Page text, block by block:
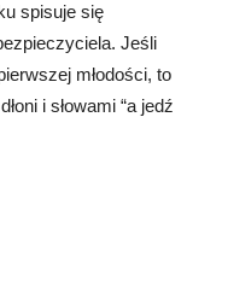
spisuje się
Jeśli
młodości, to
i słowami “a jedź